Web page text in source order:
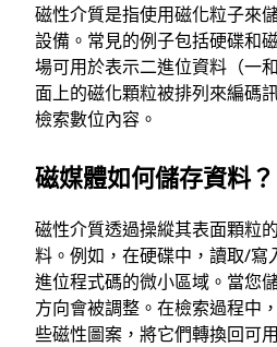
磁性介質是指使用磁化粒子來
設備。常見的例子包括硬碟和
場可用於表示二進位資料（一
面上的磁化顆粒被排列來編碼
檢索數位內容。
磁媒體如何儲存資料？
磁性介質透過操縱其表面顆粒
料。例如，在硬碟中，讀取/寫
進位程式碼的微小區域。當您
方向會被調整。在檢索過程中
些磁性圖案，將它們轉換回可